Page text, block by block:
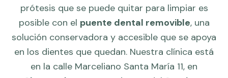
prótesis que se puede quitar para limpiar es
posible con el puente dental removible, una
solución conservadora y accesible que se apoya
en los dientes que quedan. Nuestra clínica está
en la calle Marceliano Santa María 11, en